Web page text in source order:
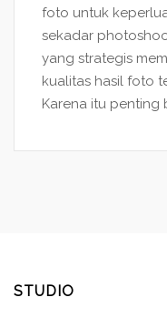
foto untuk
sekadar
yang strategis
kualitas hasil foto
Karena itu penting
STUDIO